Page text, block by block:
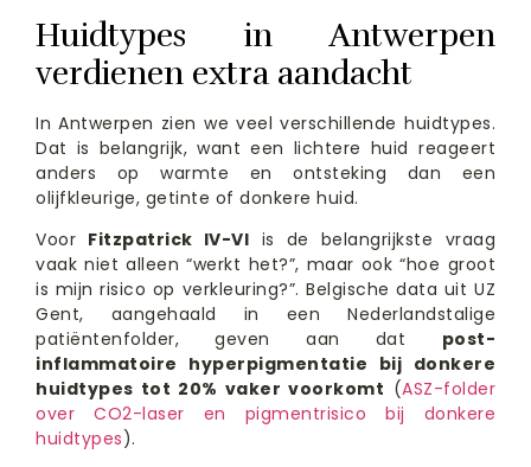
Huidtypes in Antwerpen
verdienen extra aandacht
In Antwerpen zien we veel verschillende huidtypes.
Dat is belangrijk, want een lichtere huid reageert
anders op warmte en ontsteking dan een
olijfkleurige, getinte of donkere huid.
Voor Fitzpatrick IV-VI is de belangrijkste vraag
vaak niet alleen “werkt het?”, maar ook “hoe groot
is mijn risico op verkleuring?”. Belgische data uit UZ
Gent, aangehaald in een Nederlandstalige
patiëntenfolder, geven aan dat post-
inflammatoire hyperpigmentatie bij donkere
huidtypes tot 20% vaker voorkomt (ASZ-folder
over CO2-laser en pigmentrisico bij donkere
huidtypes).